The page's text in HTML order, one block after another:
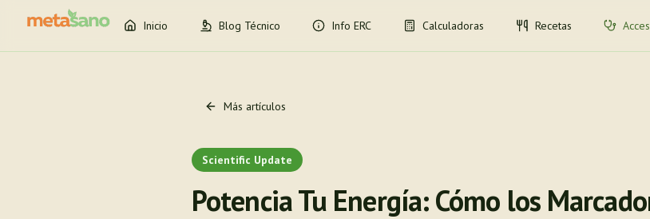
Inicio Blog Técnico Info ERC Calculadoras Recetas
Más artículos
Scientific Update
Potencia Tu Energía: Cómo los